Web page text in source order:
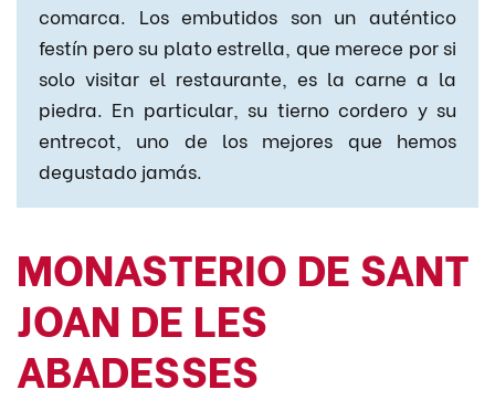
comarca. Los embutidos son un auténtico
festín pero su plato estrella, que merece por si
solo visitar el restaurante, es la carne a la
piedra. En particular, su tierno cordero y su
entrecot, uno de los mejores que hemos
degustado jamás.
MONASTERIO DE SANT
JOAN DE LES
ABADESSES